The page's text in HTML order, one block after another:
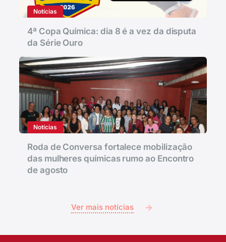
Notícias
4ª Copa Química: dia 8 é a vez da disputa
da Série Ouro
Notícias
Roda de Conversa fortalece mobilização
das mulheres químicas rumo ao Encontro
de agosto
Ver mais notícias